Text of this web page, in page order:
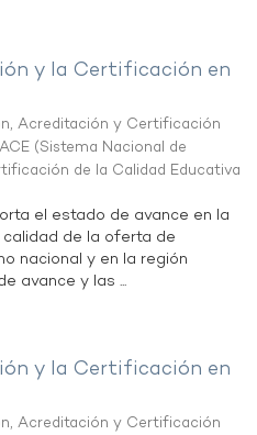
y la Certificación en
Acreditación y Certificación
(Sistema Nacional de
de la Calidad Educativa
el estado de avance en la
de la oferta de
nacional y en la región
avance y las ...
y la Certificación en
Acreditación y Certificación